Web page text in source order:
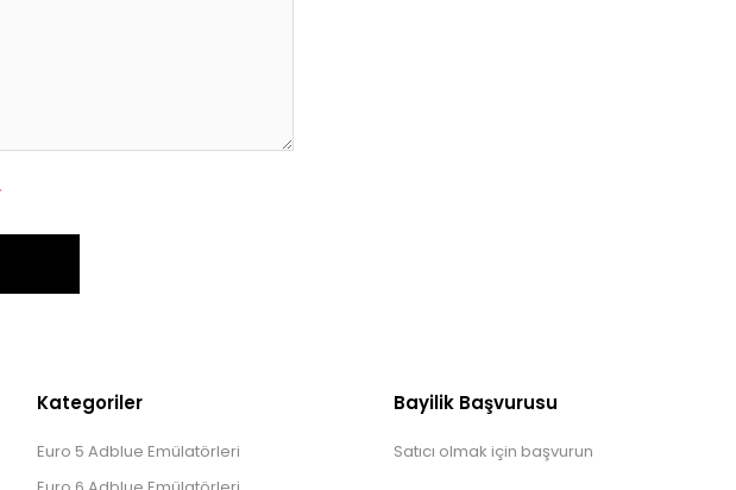
Kategoriler
Euro 5 Adblue Emülatörleri
Bayilik Başvurusu
Satıcı olmak için başvurun